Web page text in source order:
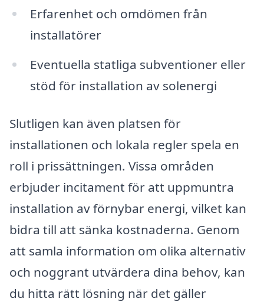
Erfarenhet och omdömen från
installatörer
Eventuella statliga subventioner eller
stöd för installation av solenergi
Slutligen kan även platsen för
installationen och lokala regler spela en
roll i prissättningen. Vissa områden
erbjuder incitament för att uppmuntra
installation av förnybar energi, vilket kan
bidra till att sänka kostnaderna. Genom
att samla information om olika alternativ
och noggrant utvärdera dina behov, kan
du hitta rätt lösning när det gäller